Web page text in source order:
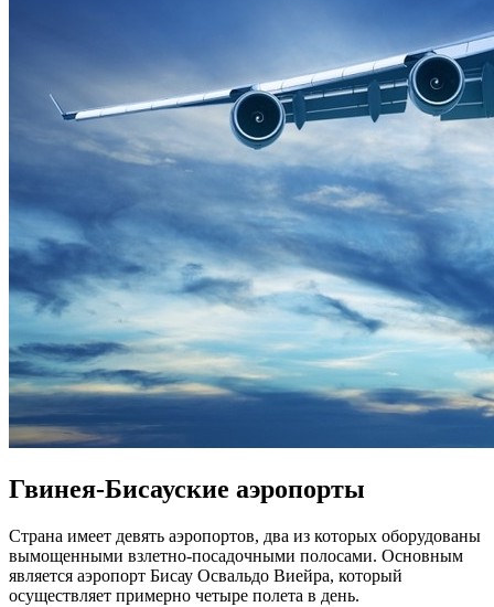
Гвинея-Бисауские аэропорты
Страна имеет девять аэропортов, два из которых оборудованы
вымощенными взлетно-посадочными полосами. Основным
является аэропорт Бисау Освальдо Виейра, который
осуществляет примерно четыре полета в день.